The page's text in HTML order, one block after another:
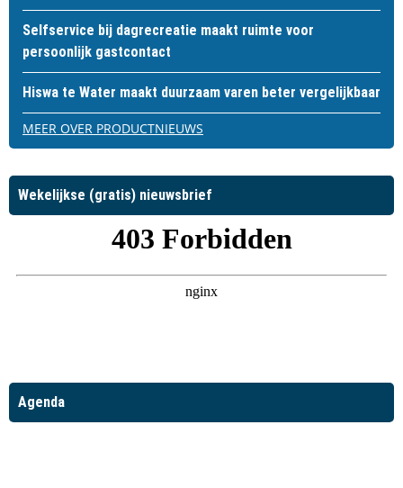
Selfservice bij dagrecreatie maakt ruimte voor
persoonlijk gastcontact
Hiswa te Water maakt duurzaam varen beter vergelijkbaar
MEER OVER PRODUCTNIEUWS
Wekelijkse (gratis) nieuwsbrief
Agenda